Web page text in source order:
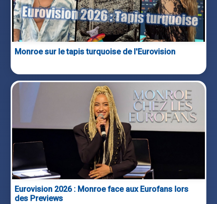
Monroe sur le tapis turquoise de l'Eurovision
Eurovision 2026 : Monroe face aux Eurofans lors
des Previews